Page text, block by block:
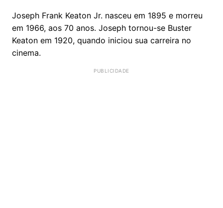
Joseph Frank Keaton Jr. nasceu em 1895 e morreu
em 1966, aos 70 anos. Joseph tornou-se Buster
Keaton em 1920, quando iniciou sua carreira no
cinema.